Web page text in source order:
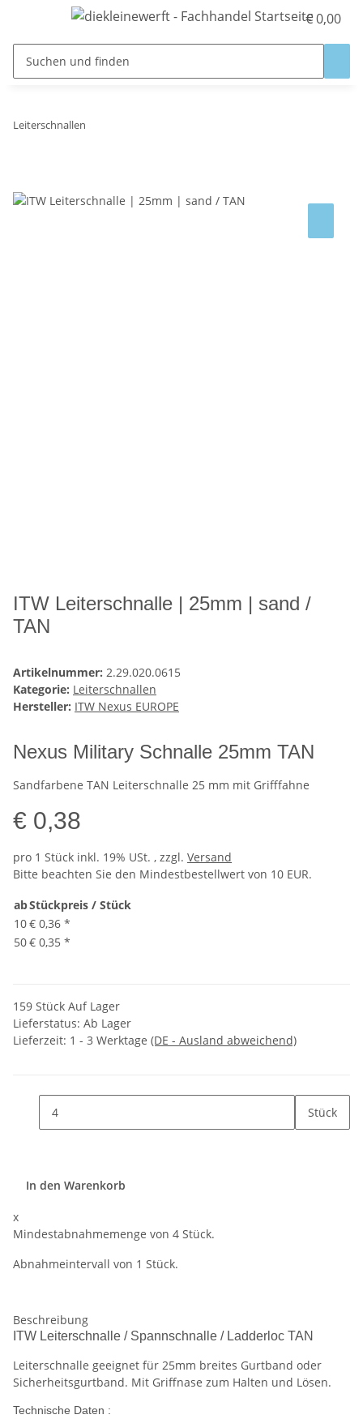
€ 0,00
Leiterschnallen
ITW Leiterschnalle | 25mm | sand /
TAN
Artikelnummer: 2.29.020.0615
Kategorie: Leiterschnallen
Hersteller: ITW Nexus EUROPE
Nexus Military Schnalle 25mm TAN
Sandfarbene TAN Leiterschnalle 25 mm mit Grifffahne
€ 0,38
pro 1 Stück inkl. 19% USt. , zzgl. Versand
Bitte beachten Sie den Mindestbestellwert von 10 EUR.
abStückpreis / Stück
10€ 0,36 *
50€ 0,35 *
159 Stück Auf Lager
Lieferstatus: Ab Lager
Lieferzeit: 1 - 3 Werktage (DE - Ausland abweichend)
Stück
In den Warenkorb
x
Mindestabnahmemenge von 4 Stück.
Abnahmeintervall von 1 Stück.
Beschreibung
ITW Leiterschnalle / Spannschnalle / Ladderloc TAN
Leiterschnalle geeignet für 25mm breites Gurtband oder
Sicherheitsgurtband. Mit Griffnase zum Halten und Lösen.
Technische Daten :